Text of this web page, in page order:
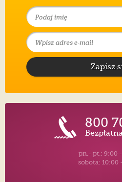
Zapisz
800
pn.- pt.: 9:00
sobota: 10:00